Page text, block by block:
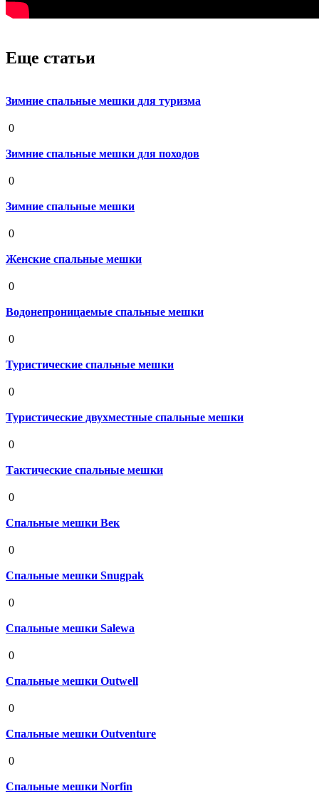
Еще статьи
Зимние спальные мешки для туризма
0
Зимние спальные мешки для походов
0
Зимние спальные мешки
0
Женские спальные мешки
0
Водонепроницаемые спальные мешки
0
Туристические спальные мешки
0
Туристические двухместные спальные мешки
0
Тактические спальные мешки
0
Спальные мешки Век
0
Спальные мешки Snugpak
0
Спальные мешки Salewa
0
Спальные мешки Outwell
0
Спальные мешки Outventure
0
Спальные мешки Norfin